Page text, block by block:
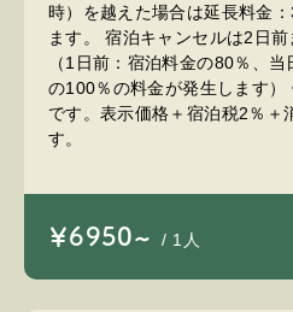
時）を越えた場合は延長料金
ます。 宿泊キャンセルは2日前
（1日前：宿泊料金の80％、
の100％の料金が発生します）
です。表示価格＋宿泊税2％＋
す。
￥6950~ / 1人